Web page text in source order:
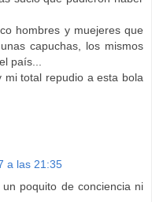
hombres y muejeres que
capuchas, los mismos
país...
mi total repudio a esta bola
a las 21:35
poquito de conciencia ni